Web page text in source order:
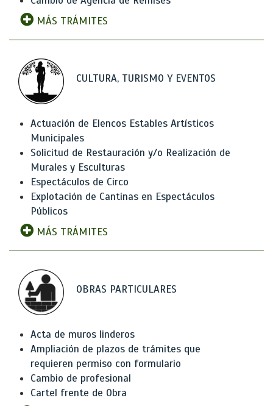
MÁS TRÁMITES
CULTURA, TURISMO Y EVENTOS
Actuación de Elencos Estables Artísticos
Municipales
Solicitud de Restauración y/o Realización de
Murales y Esculturas
Espectáculos de Circo
Explotación de Cantinas en Espectáculos
Públicos
MÁS TRÁMITES
OBRAS PARTICULARES
Acta de muros linderos
Ampliación de plazos de trámites que
requieren permiso con formulario
Cambio de profesional
Cartel frente de Obra